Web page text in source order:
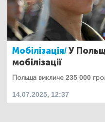
Мобілізація/У
мобілізації
Польща викличе 235 000
14.07.2025, 12:37